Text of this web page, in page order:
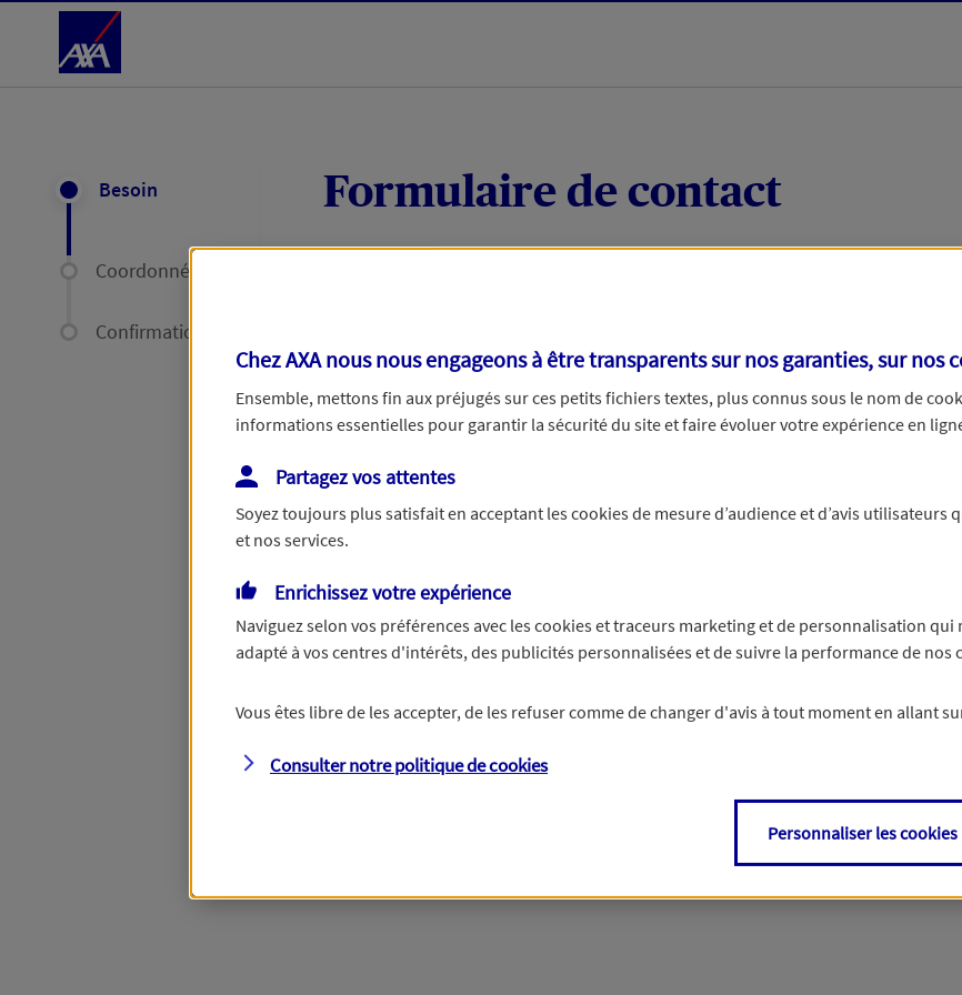
Accéder au Contenu
Besoin
Coordonnées
Confirmation
Formulaire de contact
Votre message :
Vous disposez de droits sur les informations vous concernant. Pour plus d’informations,
Chez AXA nous nous engageons à être transparents sur nos garanties, sur nos
Ensemble, mettons fin aux préjugés sur ces petits fichiers textes, plus connus sous le nom de
informations essentielles pour garantir la sécurité du site et faire évoluer votre expérience en
Partagez vos attentes
Soyez toujours plus satisfait en acceptant les cookies de mesure d’audience et d’avis
et nos services.
Enrichissez votre expérience
Naviguez selon vos préférences avec les cookies et traceurs marketing et de personnalisation
adapté à vos centres d'intérêts, des publicités personnalisées et de suivre la performance de nos
Vous êtes libre de les accepter, de les refuser comme de changer d'avis à tout moment en allant
Consulter notre politique decookies
Personnaliser les cookies